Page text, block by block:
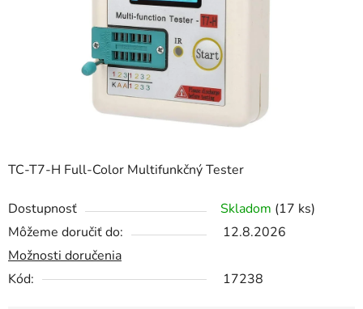
TC-T7-H Full-Color Multifunkčný Tester
Dostupnosť Skladom (17 ks)
Môžeme doručiť do:
12.8.2026
Možnosti doručenia
Kód:
17238